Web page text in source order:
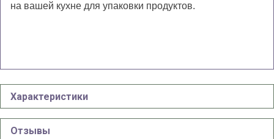
на вашей кухне для упаковки продуктов.
Характеристики
Отзывы